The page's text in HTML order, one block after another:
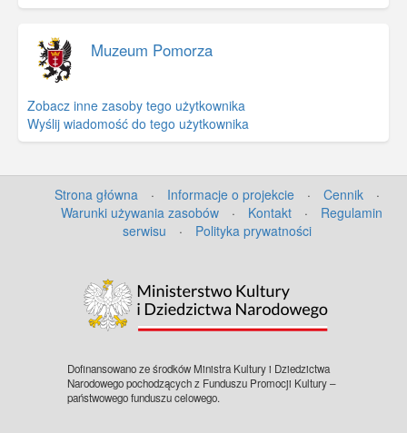
Muzeum Pomorza
Zobacz inne zasoby tego użytkownika
Wyślij wiadomość do tego użytkownika
Strona główna · Informacje o projekcie · Cennik
·
Warunki używania zasobów
· Kontakt ·
Regulamin
serwisu
· Polityka prywatności
Dofinansowano ze środków Ministra Kultury i Dziedzictwa
Narodowego pochodzących z Funduszu Promocji Kultury –
państwowego funduszu celowego.